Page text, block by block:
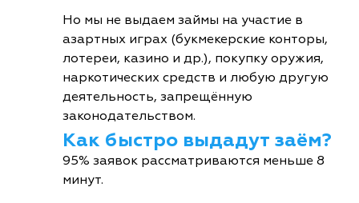
Но мы не выдаем займы на участие в
азартных играх (букмекерские конторы,
лотереи, казино и др.), покупку оружия,
наркотических средств и любую другую
деятельность, запрещённую
законодательством.
Как быстро выдадут заём?
95% заявок рассматриваются меньше 8
минут.